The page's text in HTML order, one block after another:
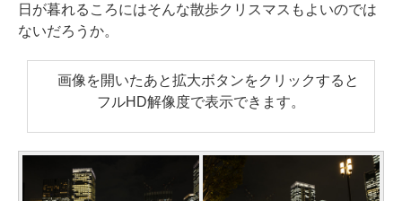
日が暮れるころにはそんな散歩クリスマスもよいのでは
ないだろうか。
画像を開いたあと拡大ボタンをクリックすると
フルHD解像度で表示できます。